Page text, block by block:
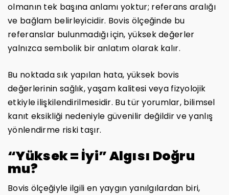
olmanın tek başına anlamı yoktur; referans aralığı
ve bağlam belirleyicidir. Bovis ölçeğinde bu
referanslar bulunmadığı için, yüksek değerler
yalnızca sembolik bir anlatım olarak kalır.
Bu noktada sık yapılan hata, yüksek bovis
değerlerinin sağlık, yaşam kalitesi veya fizyolojik
etkiyle ilişkilendirilmesidir. Bu tür yorumlar, bilimsel
kanıt eksikliği nedeniyle güvenilir değildir ve yanlış
yönlendirme riski taşır.
“Yüksek = İyi” Algısı Doğru
mu?
Bovis ölçeğiyle ilgili en yaygın yanılgılardan biri,